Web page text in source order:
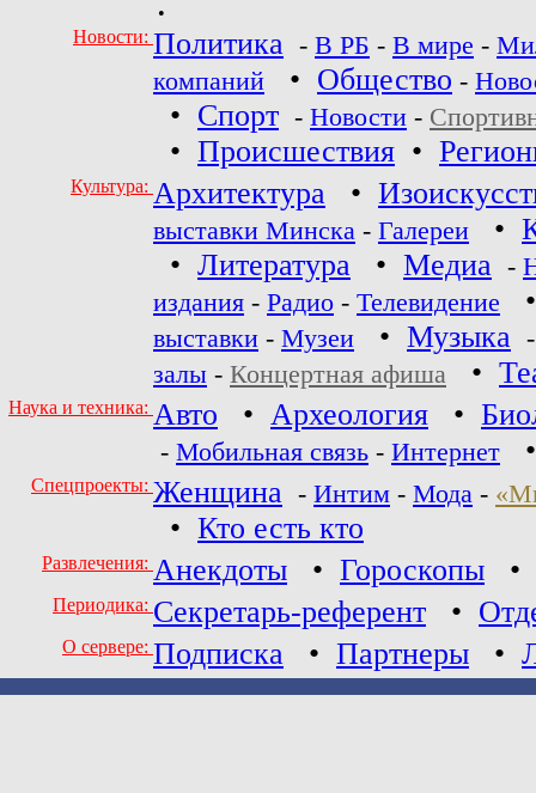
•
Новости: Политика - В РБ - В мире -
компаний
• Общество -
• Спорт - Новости -
• Происшествия •
Культура: Архитектура •
выставки Минска - Галереи •
• Литература • Медиа -
издания - Радио - Телевидение
выставки - Музеи • Музыка
залы - Концертная афиша •
Наука и техника: Авто • Археология •
- Мобильная связь - Интернет
Спецпроекты: Женщина - Интим - Мода -
• Кто есть кто
Развлечения: Анекдоты • Гороскопы •
Периодика: Секретарь-референт •
О сервере: Подписка • Партнеры •